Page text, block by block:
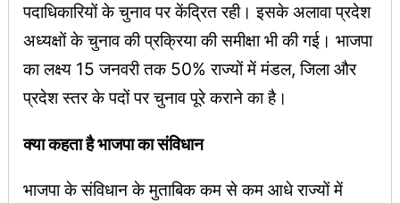
पदाधिकारियों के चुनाव पर केंद्रित रही। इसके अलावा प्रदेश
अध्यक्षों के चुनाव की प्रक्रिया की समीक्षा भी की गई। भाजपा
का लक्ष्य 15 जनवरी तक 50% राज्यों में मंडल, जिला और
प्रदेश स्तर के पदों पर चुनाव पूरे कराने का है।
क्या कहता है भाजपा का संविधान
भाजपा के संविधान के मुताबिक कम से कम आधे राज्यों में